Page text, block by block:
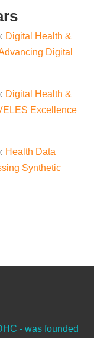
Digital Health &
Digital
Digital Health &
Excellence
Health Data
Synthetic
- was founded